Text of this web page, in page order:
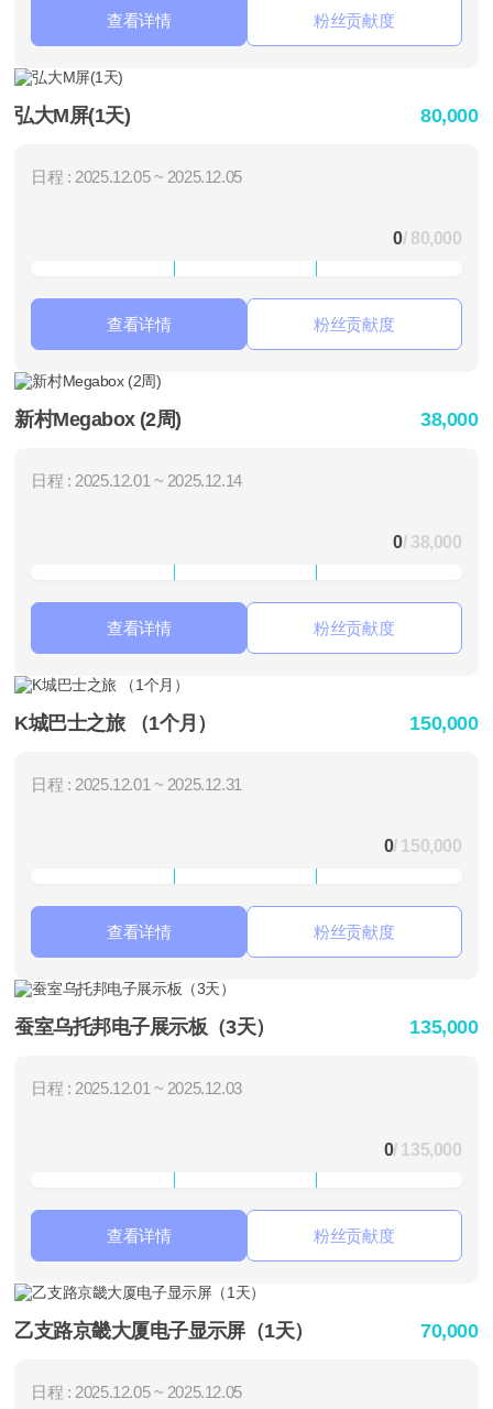
查看详情 粉丝贡献度
弘大M屏(1天) 80,000
日程 : 2025.12.05 ~ 2025.12.05
0/ 80,000
查看详情 粉丝贡献度
新村Megabox (2周) 38,000
日程 : 2025.12.01 ~ 2025.12.14
0/ 38,000
查看详情 粉丝贡献度
K城巴士之旅 （1个月） 150,000
日程 : 2025.12.01 ~ 2025.12.31
0/ 150,000
查看详情 粉丝贡献度
蚕室乌托邦电子展示板（3天） 135,000
日程 : 2025.12.01 ~ 2025.12.03
0/ 135,000
查看详情 粉丝贡献度
乙支路京畿大厦电子显示屏（1天） 70,000
日程 : 2025.12.05 ~ 2025.12.05